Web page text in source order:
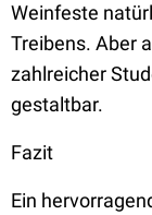
Weinfeste
Treibens. Aber
zahlreicher
gestaltbar.
Fazit
Ein